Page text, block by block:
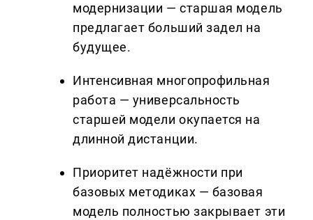
модернизации — старшая модель
предлагает больший задел на
будущее.
Интенсивная многопрофильная
работа — универсальность
старшей модели окупается на
длинной дистанции.
Приоритет надёжности при
базовых методиках — базовая
модель полностью закрывает эти